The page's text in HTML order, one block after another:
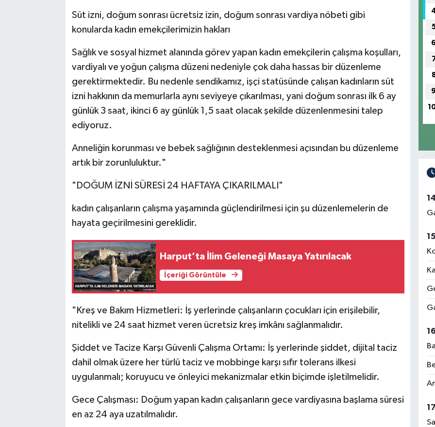
Süt izni, doğum sonrası ücretsiz izin, doğum sonrası vardiya nöbeti gibi
konularda kadın emekçilerimizin hakları
Sağlık ve sosyal hizmet alanında görev yapan kadın emekçilerin çalışma koşulları,
vardiyalı ve yoğun çalışma düzeni nedeniyle çok daha hassas bir düzenleme
gerektirmektedir. Bu nedenle sendikamız, işçi statüsünde çalışan kadınların süt
izni hakkının da memurlarla aynı seviyeye çıkarılması, yani doğum sonrası ilk 6 ay
günlük 3 saat, ikinci 6 ay günlük 1,5 saat olacak şekilde düzenlenmesini talep
ediyoruz.
Anneliğin korunması ve bebek sağlığının desteklenmesi açısından bu düzenleme
artık bir zorunluluktur."
"DOĞUM İZNİ SÜRESİ 24 HAFTAYA ÇIKARILMALI"
kadın çalışanların çalışma yaşamında güçlendirilmesi için şu düzenlemelerin de
hayata geçirilmesini gereklidir.
Harput’ta İlim Geleneği Masaya Yatırılacak
İçeriği Görüntüle
"Kreş ve Bakım Hizmetleri: İş yerlerinde çalışanların çocukları için erişilebilir,
nitelikli ve 24 saat hizmet veren ücretsiz kreş imkânı sağlanmalıdır.
Şiddet ve Tacize Karşı Güvenli Çalışma Ortamı: İş yerlerinde şiddet, dijital taciz
dahil olmak üzere her türlü taciz ve mobbinge karşı sıfır tolerans ilkesi
uygulanmalı; koruyucu ve önleyici mekanizmalar etkin biçimde işletilmelidir.
Gece Çalışması: Doğum yapan kadın çalışanların gece vardiyasına başlama süresi
en az 24 aya uzatılmalıdır.
6
9